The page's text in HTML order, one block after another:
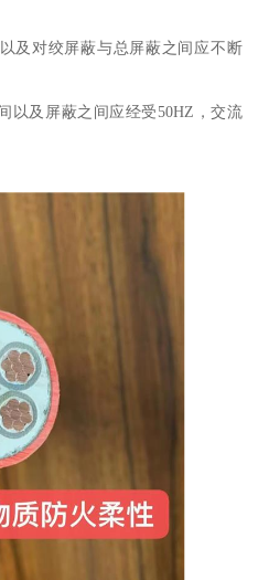
及对绞屏蔽与总屏蔽之间应不断
以及屏蔽之间应经受50HZ，交流